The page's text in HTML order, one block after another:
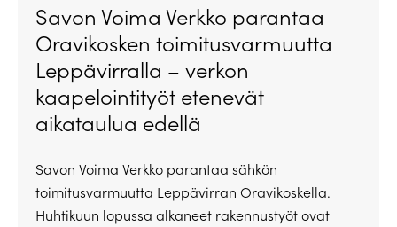
Savon Voima Verkko parantaa
Oravikosken toimitusvarmuutta
Leppävirralla – verkon
kaapelointityöt etenevät
aikataulua edellä
Savon Voima Verkko parantaa sähkön
toimitusvarmuutta Leppävirran Oravikoskella.
Huhtikuun lopussa alkaneet rakennustyöt ovat